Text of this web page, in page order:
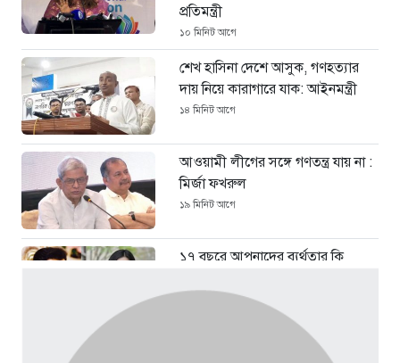
প্রতিমন্ত্রী
১০ মিনিট আগে
শেখ হাসিনা দেশে আসুক, গণহত্যার
দায় নিয়ে কারাগারে যাক: আইনমন্ত্রী
১৪ মিনিট আগে
আওয়ামী লীগের সঙ্গে গণতন্ত্র যায় না :
মির্জা ফখরুল
১৯ মিনিট আগে
১৭ বছরে আপনাদের ব্যর্থতার কি